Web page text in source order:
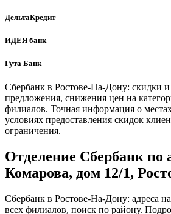
ДельтаКредит
ИДЕЯ банк
Гута Банк
Сбербанк в Ростове-На-Дону: скидки
предложения, снижения цен на
филиалов. Точная информация о
условиях предоставления скидок
ограничения.
Отделение Сбербанк по
Комарова, дом 12/1,
Сбербанк в Ростове-На-Дону: адреса
всех филиалов, поиск по району.